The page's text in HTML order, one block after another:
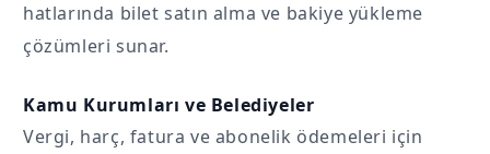
hatlarında bilet satın alma ve bakiye yükleme
çözümleri sunar.
Kamu Kurumları ve Belediyeler
Vergi, harç, fatura ve abonelik ödemeleri için